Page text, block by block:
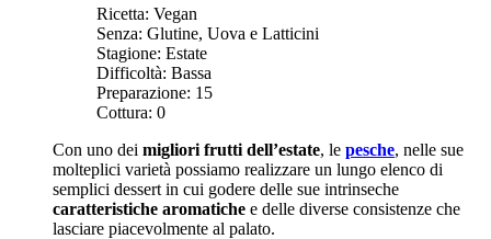
Ricetta: Vegan
Senza: Glutine, Uova e Latticini
Stagione: Estate
Difficoltà: Bassa
Preparazione: 15
Cottura: 0
Con uno dei migliori frutti dell’estate, le pesche, nelle sue
molteplici varietà possiamo realizzare un lungo elenco di
semplici dessert in cui godere delle sue intrinseche
caratteristiche aromatiche e delle diverse consistenze che
lasciare piacevolmente al palato.